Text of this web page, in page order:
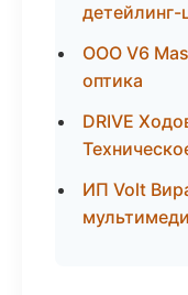
детейлинг-
ООО V6
оптика
DRIVE
ИП Volt